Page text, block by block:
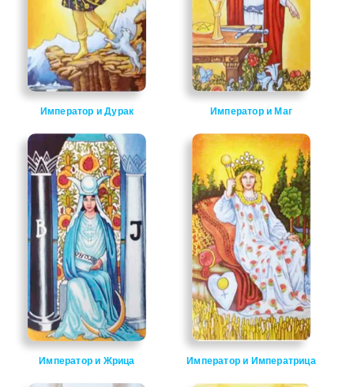
Император и Дурак Император и Маг
Император и Жрица Император и Императрица